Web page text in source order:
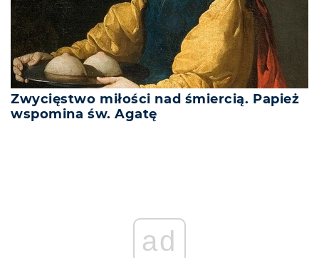
Zwycięstwo miłości nad śmiercią. Papież
wspomina św. Agatę
ad